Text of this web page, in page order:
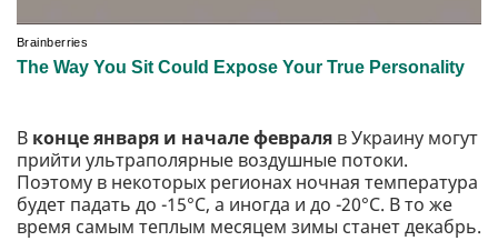
В конце января и начале февраля в Украину могут
прийти ультраполярные воздушные потоки.
Поэтому в некоторых регионах ночная температура
будет падать до -15°C, а иногда и до -20°C. В то же
время самым теплым месяцем зимы станет декабрь.